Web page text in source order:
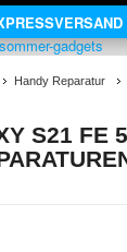
Handy Reparatur
S21 FE